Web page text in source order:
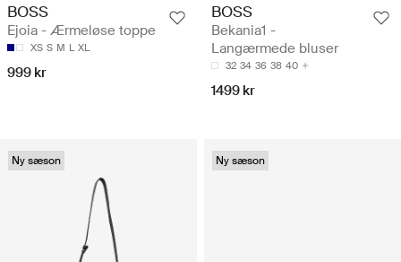
BOSS
Ejoia - Ærmeløse toppe
XS S M L XL
999 kr
BOSS
Bekania1 -
Langærmede bluser
32 34 36 38 40
1499 kr
Ny sæson Ny sæson